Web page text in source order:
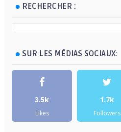
RECHERCHER :
SUR LES MÉDIAS SOCIAUX:
3.5k
Likes
1.7k
Followers